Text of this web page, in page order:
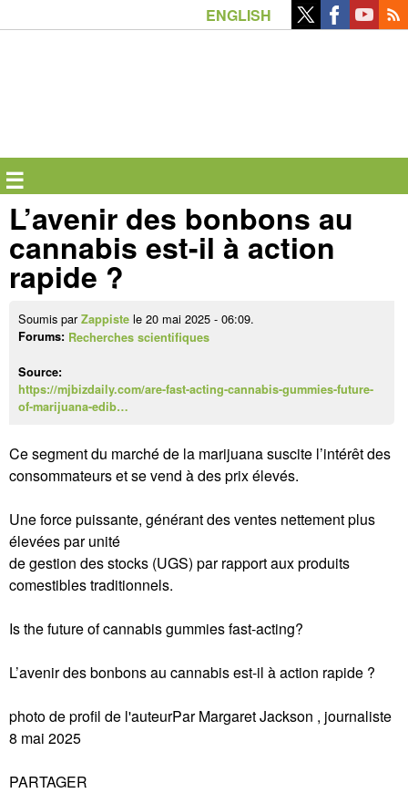
ENGLISH
☰
L’avenir des bonbons au
cannabis est-il à action
rapide ?
Soumis parZappiste le 20 mai 2025 - 06:09.
Forums: Recherches scientifiques
Source:
https://mjbizdaily.com/are-fast-acting-cannabis-gummies-future-
of-marijuana-edib…
Ce segment du marché de la marijuana suscite l’intérêt des
consommateurs et se vend à des prix élevés.
Une force puissante, générant des ventes nettement plus
élevées par unité
de gestion des stocks (UGS) par rapport aux produits
comestibles traditionnels.
Is the future of cannabis gummies fast-acting?
L’avenir des bonbons au cannabis est-il à action rapide ?
photo de profil de l'auteurPar Margaret Jackson , journaliste
8 mai 2025
PARTAGER